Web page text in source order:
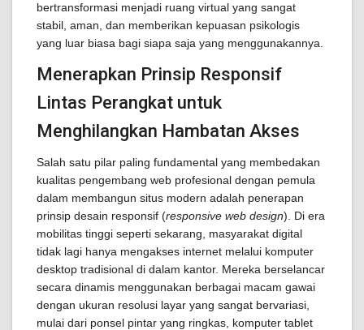
bertransformasi menjadi ruang virtual yang sangat
stabil, aman, dan memberikan kepuasan psikologis
yang luar biasa bagi siapa saja yang menggunakannya.
Menerapkan Prinsip Responsif
Lintas Perangkat untuk
Menghilangkan Hambatan Akses
Salah satu pilar paling fundamental yang membedakan
kualitas pengembang web profesional dengan pemula
dalam membangun situs modern adalah penerapan
prinsip desain responsif (responsive web design). Di era
mobilitas tinggi seperti sekarang, masyarakat digital
tidak lagi hanya mengakses internet melalui komputer
desktop tradisional di dalam kantor. Mereka berselancar
secara dinamis menggunakan berbagai macam gawai
dengan ukuran resolusi layar yang sangat bervariasi,
mulai dari ponsel pintar yang ringkas, komputer tablet